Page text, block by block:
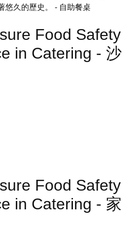
悠久的歷史。 - 自助餐桌
Food Safety
in Catering - 沙
Food Safety
in Catering - 家